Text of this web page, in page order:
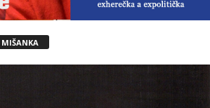
MIŠANKA